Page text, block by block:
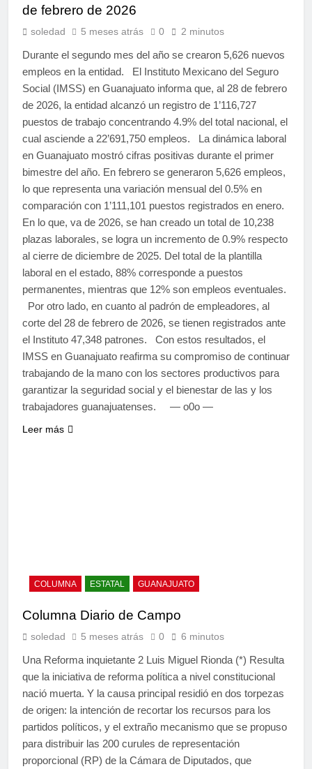
de febrero de 2026
soledad 5 meses atrás 0 2 minutos
Durante el segundo mes del año se crearon 5,626 nuevos
empleos en la entidad. El Instituto Mexicano del Seguro
Social (IMSS) en Guanajuato informa que, al 28 de febrero
de 2026, la entidad alcanzó un registro de 1’116,727
puestos de trabajo concentrando 4.9% del total nacional, el
cual asciende a 22’691,750 empleos. La dinámica laboral
en Guanajuato mostró cifras positivas durante el primer
bimestre del año. En febrero se generaron 5,626 empleos,
lo que representa una variación mensual del 0.5% en
comparación con 1’111,101 puestos registrados en enero.
En lo que, va de 2026, se han creado un total de 10,238
plazas laborales, se logra un incremento de 0.9% respecto
al cierre de diciembre de 2025. Del total de la plantilla
laboral en el estado, 88% corresponde a puestos
permanentes, mientras que 12% son empleos eventuales.
Por otro lado, en cuanto al padrón de empleadores, al
corte del 28 de febrero de 2026, se tienen registrados ante
el Instituto 47,348 patrones. Con estos resultados, el
IMSS en Guanajuato reafirma su compromiso de continuar
trabajando de la mano con los sectores productivos para
garantizar la seguridad social y el bienestar de las y los
trabajadores guanajuatenses. — o0o —
Leer más
COLUMNA ESTATAL GUANAJUATO
Columna Diario de Campo
soledad 5 meses atrás 0 6 minutos
Una Reforma inquietante 2 Luis Miguel Rionda (*) Resulta
que la iniciativa de reforma política a nivel constitucional
nació muerta. Y la causa principal residió en dos torpezas
de origen: la intención de recortar los recursos para los
partidos políticos, y el extraño mecanismo que se propuso
para distribuir las 200 curules de representación
proporcional (RP) de la Cámara de Diputados, que